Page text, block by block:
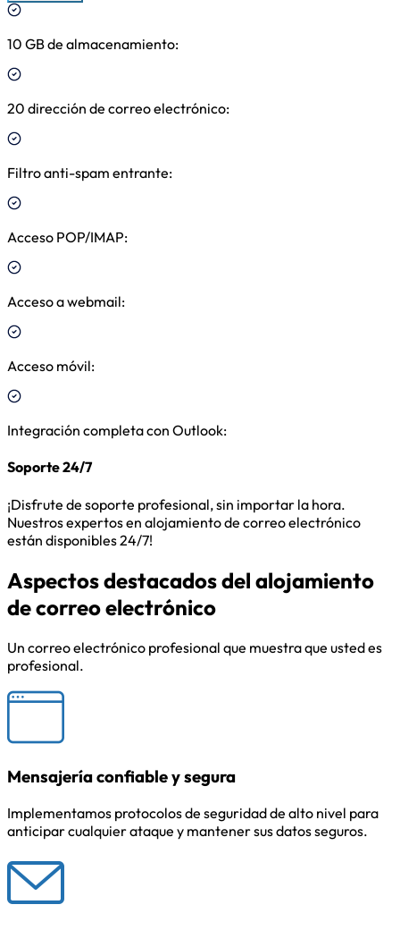
10 GB de almacenamiento:
20 dirección de correo electrónico:
Filtro anti-spam entrante:
Acceso POP/IMAP:
Acceso a webmail:
Acceso móvil:
Integración completa con Outlook:
Soporte 24/7
¡Disfrute de soporte profesional, sin importar la hora.
Nuestros expertos en alojamiento de correo electrónico
están disponibles 24/7!
Aspectos destacados del alojamiento
de correo electrónico
Un correo electrónico profesional que muestra que usted es
profesional.
Mensajería confiable y segura
Implementamos protocolos de seguridad de alto nivel para
anticipar cualquier ataque y mantener sus datos seguros.